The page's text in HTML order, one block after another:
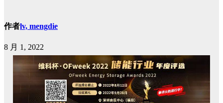
作者lv, mengdie
8 月 1, 2022